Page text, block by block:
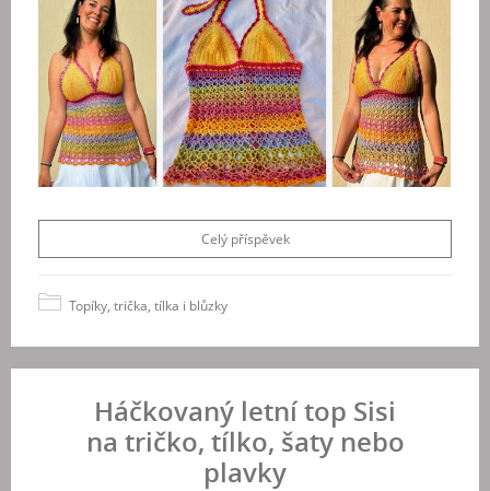
Celý příspěvek
Topíky, trička, tílka i blůzky
Háčkovaný letní top Sisi
na tričko, tílko, šaty nebo
plavky